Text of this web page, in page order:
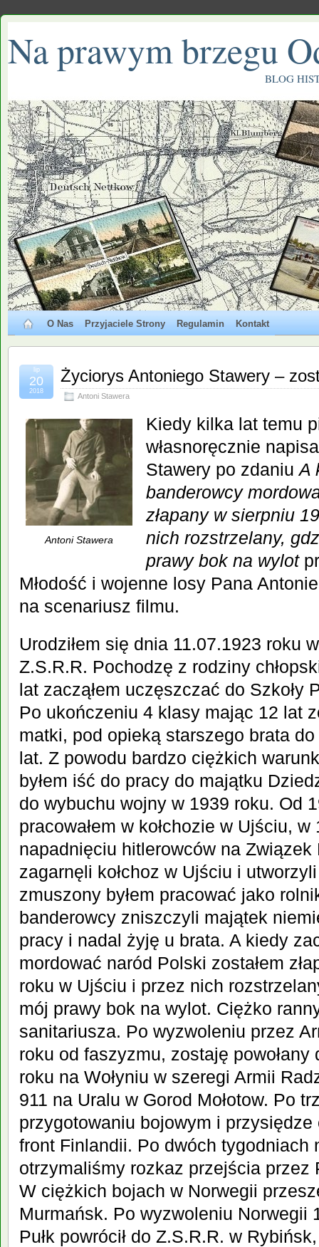
Na prawym brzegu
BLOG
O Nas Przyjaciele Strony Regulamin Kontakt
Życiorys Antoniego Stawery –
Antoni Stawera
lip
20
2018
Antoni Stawera
Kiedy kilka lat temu
własnoręcznie
Stawery po zdaniuA
banderowcy
złapany w sierpniu
nich rozstrzelany,
prawy bok na wylot
Młodość i wojenne losy Pana
na scenariusz filmu.
Urodziłem się dnia 11.07.1923 roku
Z.S.R.R. Pochodzę z rodziny
lat zacząłem uczęszczać do Szkoły
Po ukończeniu 4 klasy mając 12 lat
matki, pod opieką starszego brata
lat. Z powodu bardzo ciężkich
byłem iść do pracy do majątku
do wybuchu wojny w 1939 roku. Od
pracowałem w kołchozie w Ujściu,
napadnięciu hitlerowców na
zagarnęli kołchoz w Ujściu i
zmuszony byłem pracować jako
banderowcy zniszczyli majątek
pracy i nadal żyję u brata. A kiedy
mordować naród Polski zostałem
roku w Ujściu i przez nich
mój prawy bok na wylot. Ciężko
sanitariusza. Po wyzwoleniu przez
roku od faszyzmu, zostaję
roku na Wołyniu w szeregi Armii
911 na Uralu w Gorod Mołotow. Po
przygotowaniu bojowym i
front Finlandii. Po dwóch tygodniach
otrzymaliśmy rozkaz przejścia przez
W ciężkich bojach w Norwegii
Murmańsk. Po wyzwoleniu Norwegii
Pułk powrócił do Z.S.R.R. w